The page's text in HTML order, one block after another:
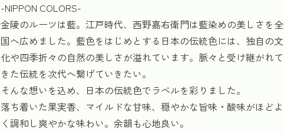
-NIPPON COLORS-
金陵のルーツは藍。江戸時代、西野嘉右衛門は藍染めの美しさを全
国へ広めました。藍色をはじめとする日本の伝統色には、独自の文
化や四季折々の自然の美しさが溢れています。脈々と受け継がれて
きた伝統を次代へ繋げていきたい。
そんな想いを込め、日本の伝統色でラベルを彩りました。
落ち着いた果実香、マイルドな甘味、穏やかな旨味・酸味がほどよ
く調和し爽やかな味わい。余韻も心地良い。